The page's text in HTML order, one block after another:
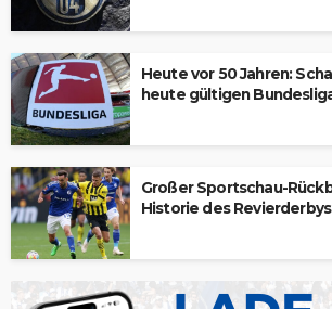
Heute vor 50 Jahren:
heute gültigen
Großer Sportschau-
Historie des Revierderbys